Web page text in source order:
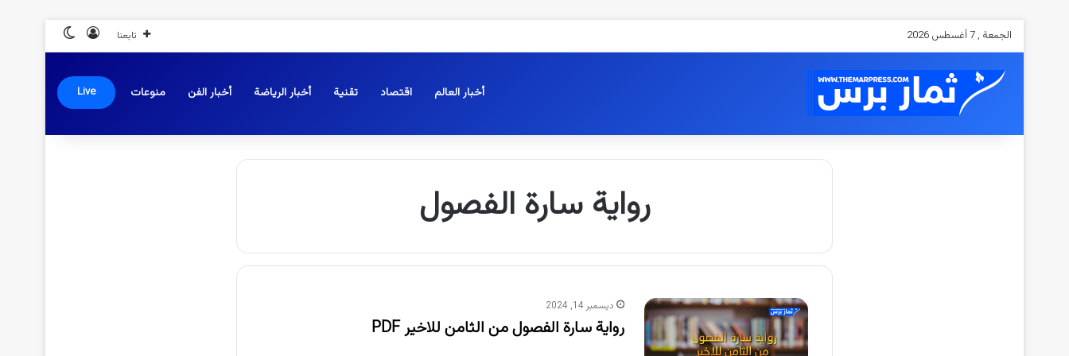
الجمعة , 7 أغسطس 2026 تابعنا تسجيل الدخول
أخبار العالم اقتصاد تقنية أخبار الرياضة أخبار الفن منوعات Live
رواية سارة الفصول
ديسمبر 14, 2024
رواية سارة الفصول من الثامن للاخير PDF